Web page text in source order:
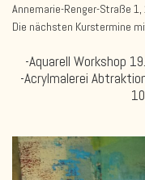
Annemarie-Renger-Straße
Die nächsten Kurstermine
-Aquarell Workshop
-Acrylmalerei